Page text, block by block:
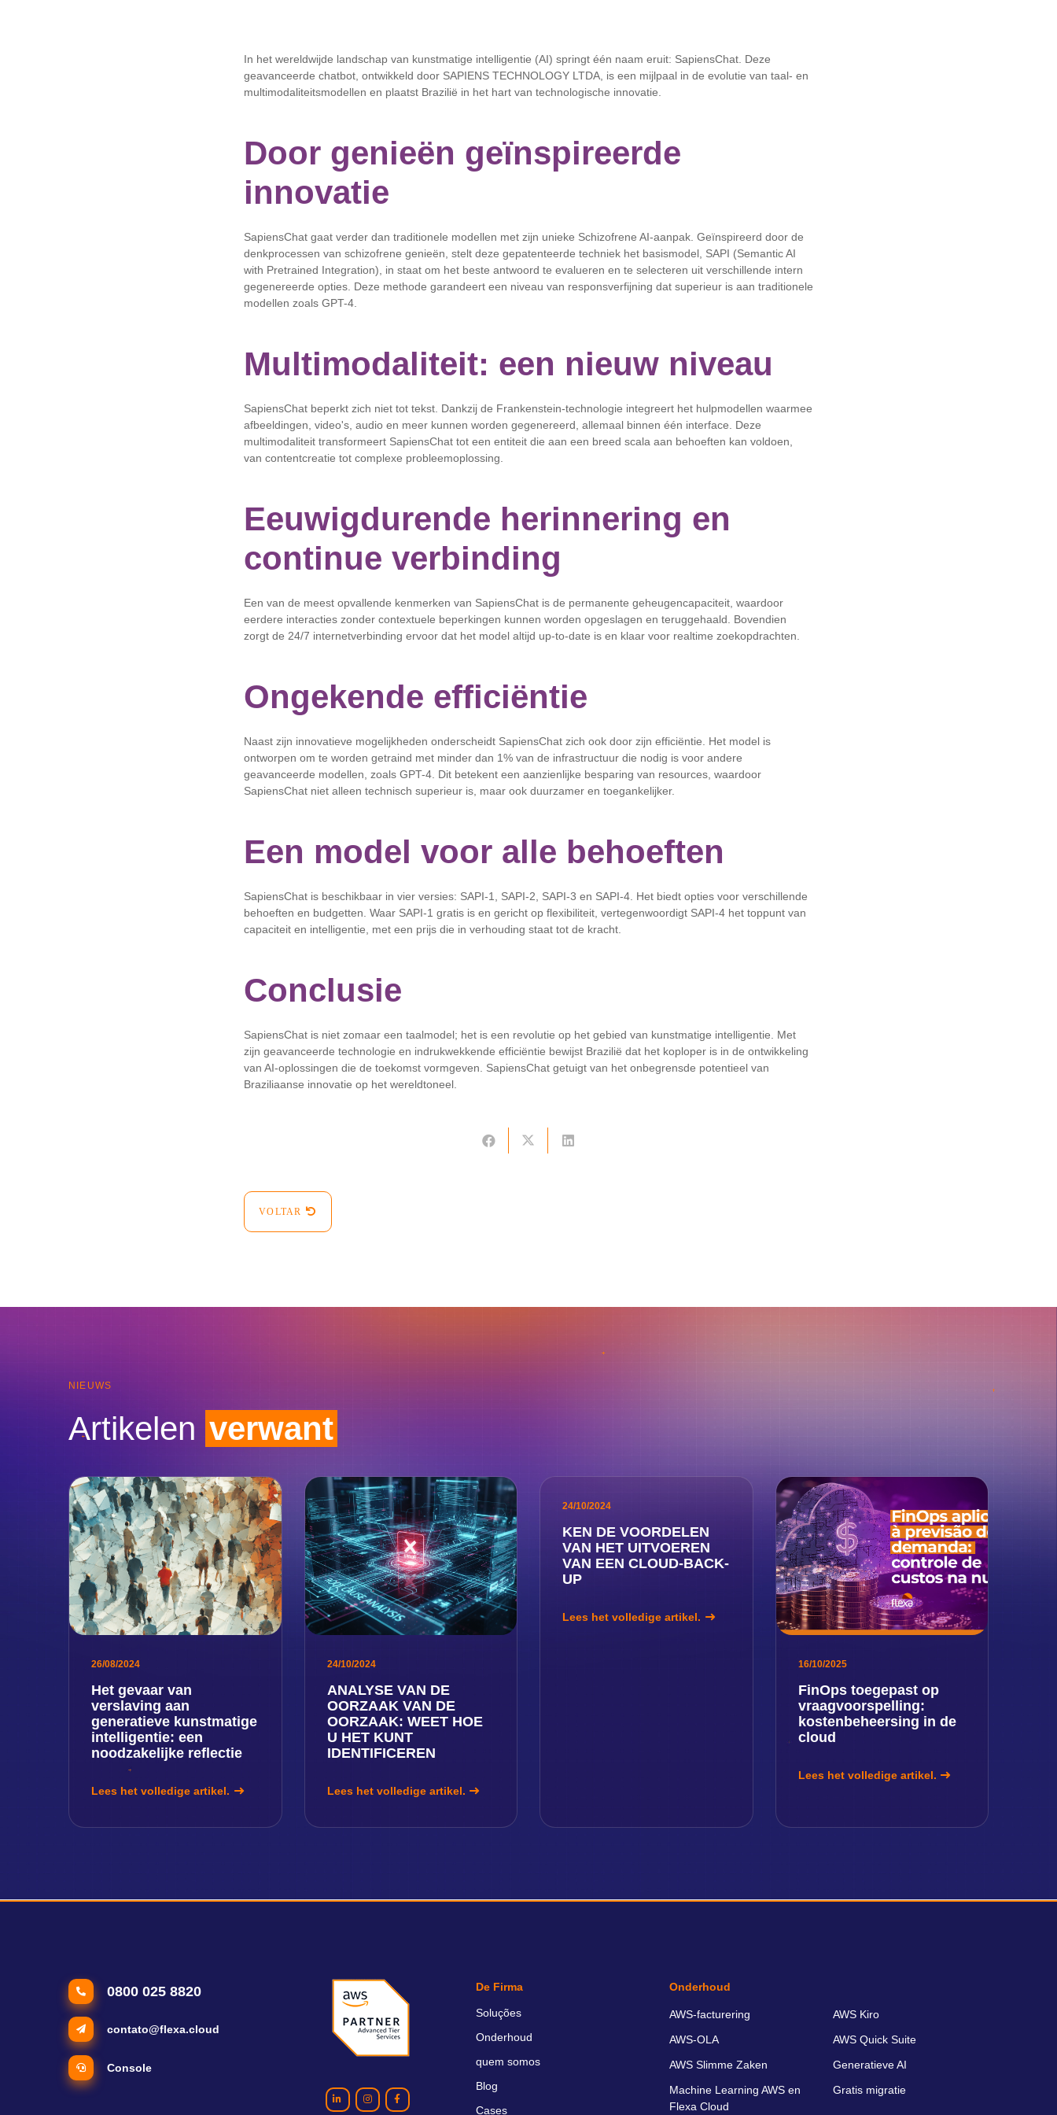
In het wereldwijde landschap van kunstmatige intelligentie (AI) springt één naam eruit: SapiensChat. Deze
geavanceerde chatbot, ontwikkeld door SAPIENS TECHNOLOGY LTDA, is een mijlpaal in de evolutie van taal- en
multimodaliteitsmodellen en plaatst Brazilië in het hart van technologische innovatie.
Door genieën geïnspireerde
innovatie
SapiensChat gaat verder dan traditionele modellen met zijn unieke Schizofrene AI-aanpak. Geïnspireerd door de
denkprocessen van schizofrene genieën, stelt deze gepatenteerde techniek het basismodel, SAPI (Semantic AI
with Pretrained Integration), in staat om het beste antwoord te evalueren en te selecteren uit verschillende intern
gegenereerde opties. Deze methode garandeert een niveau van responsverfijning dat superieur is aan traditionele
modellen zoals GPT-4.
Multimodaliteit: een nieuw niveau
SapiensChat beperkt zich niet tot tekst. Dankzij de Frankenstein-technologie integreert het hulpmodellen waarmee
afbeeldingen, video's, audio en meer kunnen worden gegenereerd, allemaal binnen één interface. Deze
multimodaliteit transformeert SapiensChat tot een entiteit die aan een breed scala aan behoeften kan voldoen,
van contentcreatie tot complexe probleemoplossing.
Eeuwigdurende herinnering en
continue verbinding
Een van de meest opvallende kenmerken van SapiensChat is de permanente geheugencapaciteit, waardoor
eerdere interacties zonder contextuele beperkingen kunnen worden opgeslagen en teruggehaald. Bovendien
zorgt de 24/7 internetverbinding ervoor dat het model altijd up-to-date is en klaar voor realtime zoekopdrachten.
Ongekende efficiëntie
Naast zijn innovatieve mogelijkheden onderscheidt SapiensChat zich ook door zijn efficiëntie. Het model is
ontworpen om te worden getraind met minder dan 1% van de infrastructuur die nodig is voor andere
geavanceerde modellen, zoals GPT-4. Dit betekent een aanzienlijke besparing van resources, waardoor
SapiensChat niet alleen technisch superieur is, maar ook duurzamer en toegankelijker.
Een model voor alle behoeften
SapiensChat is beschikbaar in vier versies: SAPI-1, SAPI-2, SAPI-3 en SAPI-4. Het biedt opties voor verschillende
behoeften en budgetten. Waar SAPI-1 gratis is en gericht op flexibiliteit, vertegenwoordigt SAPI-4 het toppunt van
capaciteit en intelligentie, met een prijs die in verhouding staat tot de kracht.
Conclusie
SapiensChat is niet zomaar een taalmodel; het is een revolutie op het gebied van kunstmatige intelligentie. Met
zijn geavanceerde technologie en indrukwekkende efficiëntie bewijst Brazilië dat het koploper is in de ontwikkeling
van AI-oplossingen die de toekomst vormgeven. SapiensChat getuigt van het onbegrensde potentieel van
Braziliaanse innovatie op het wereldtoneel.
VOLTAR
NIEUWS
Artikelen verwant
26/08/2024
Het gevaar van
verslaving aan
generatieve kunstmatige
intelligentie: een
noodzakelijke reflectie
Lees het volledige artikel.
24/10/2024
ANALYSE VAN DE
OORZAAK VAN DE
OORZAAK: WEET HOE
U HET KUNT
IDENTIFICEREN
Lees het volledige artikel.
24/10/2024
KEN DE VOORDELEN
VAN HET UITVOEREN
VAN EEN CLOUD-BACK-
UP
Lees het volledige artikel.
16/10/2025
FinOps toegepast op
vraagvoorspelling:
kostenbeheersing in de
cloud
Lees het volledige artikel.
0800 025 8820
contato@flexa.cloud
Console
De Firma
Soluções
Onderhoud
quem somos
Blog
Cases
Onderhoud
AWS-facturering AWS Kiro
AWS-OLA AWS Quick Suite
AWS Slimme Zaken Generatieve AI
Machine Learning AWS en
Flexa Cloud
Gratis migratie